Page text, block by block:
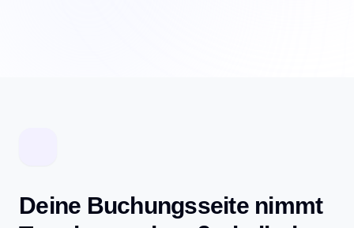
Deine Buchungsseite nimmt